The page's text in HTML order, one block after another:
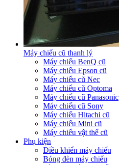
Máy chiếu cũ thanh lý
Máy chiếu BenQ cũ
Máy chiếu Epson cũ
Máy chiếu cũ Nec
Máy chiếu cũ Optoma
Máy chiếu cũ Panasonic
Máy chiếu cũ Sony
Máy chiếu Hitachi cũ
Máy chiếu Mini cũ
Máy chiếu vật thể cũ
Phụ kiện
Điều khiển máy chiếu
Bóng đèn máy chiếu